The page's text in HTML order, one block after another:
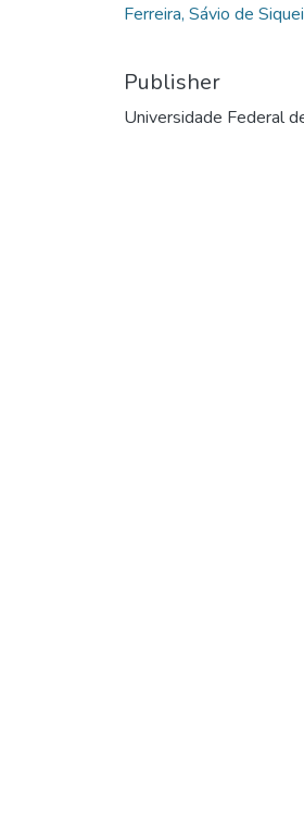
Ferreira, Sávio de
Publisher
Universidade Federal